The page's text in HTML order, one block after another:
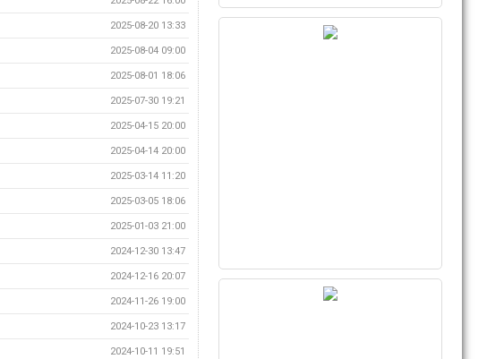
2025-08-20 13:33
2025-08-04 09:00
2025-08-01 18:06
2025-07-30 19:21
2025-04-15 20:00
2025-04-14 20:00
2025-03-14 11:20
2025-03-05 18:06
2025-01-03 21:00
2024-12-30 13:47
2024-12-16 20:07
2024-11-26 19:00
2024-10-23 13:17
2024-10-11 19:51